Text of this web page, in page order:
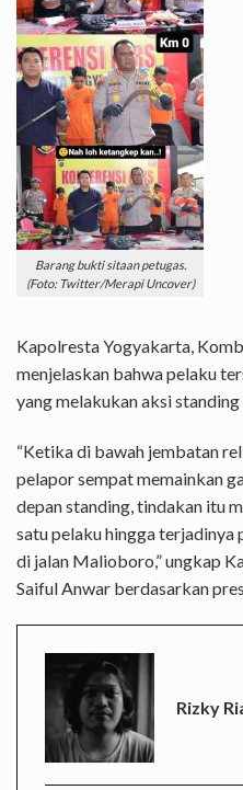
Barang bukti sitaan petugas.
(Foto: Twitter/Merapi Uncover)
Kapolresta Yogyakarta,
menjelaskan bahwa pelaku
yang melakukan aksi
“Ketika di bawah jembatan
pelapor sempat memainkan
depan standing, tindakan itu
satu pelaku hingga terjadinya
di jalan Malioboro,” ungkap
Saiful Anwar berdasarkan
Rizky